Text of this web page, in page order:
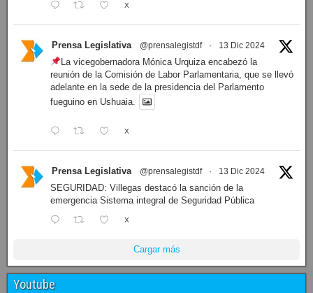
X
Prensa Legislativa @prensalegistdf · 13 Dic 2024
La vicegobernadora Mónica Urquiza encabezó la
reunión de la Comisión de Labor Parlamentaria, que se llevó
adelante en la sede de la presidencia del Parlamento
fueguino en Ushuaia.
X
Prensa Legislativa @prensalegistdf · 13 Dic 2024
SEGURIDAD: Villegas destacó la sanción de la
emergencia Sistema integral de Seguridad Pública
X
Cargar más
Youtube